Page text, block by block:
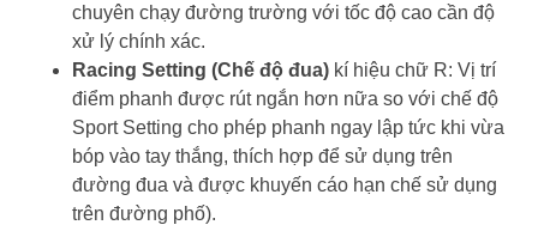
chuyên chạy đường trường với tốc độ cao cần độ
xử lý chính xác.
Racing Setting (Chế độ đua) kí hiệu chữ R: Vị trí
điểm phanh được rút ngắn hơn nữa so với chế độ
Sport Setting cho phép phanh ngay lập tức khi vừa
bóp vào tay thắng, thích hợp để sử dụng trên
đường đua và được khuyến cáo hạn chế sử dụng
trên đường phố).